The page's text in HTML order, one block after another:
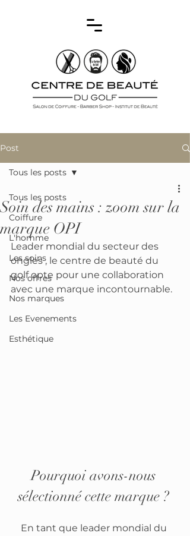
Post
Tous les posts
Coiffure
L'homme
Les soins
Nos offres
Nos marques
Les Evenements
Esthétique
Tous les posts
Soin des mains : zoom sur la
marque OPI
Leader mondial du secteur des
ongles , le centre de beauté du
golf opte pour une collaboration
avec une marque incontournable.
Pourquoi avons-nous
sélectionné cette marque ?
En tant que leader mondial du